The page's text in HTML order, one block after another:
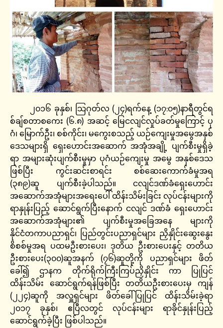
၂၀၁၆ ခုနှစ်၊ သြဂုတ်လ (၂၄)ရက်နေ့ (၁၇:၀၅)နာရီတွင်ရ
စ်ချ်စတာစကေး (၆.၈) အဆင့် မြေငလျင်လှုပ်ခတ်မှုကြောင့် ပု
ဂံ၊ မြောက်ဦး၊ စစ်ကိုင်း၊ မကွေးစသည့် ယဉ်ကျေးမှုအမွေအနှစ်
ဒေသများရှိ ရှေးဟောင်းအဆောက် အအုံအချို့ ပျက်စီးမှုရှိခဲ့
ရာ အများဆုံးပျက်စီးမှုမှာ ပုဂံယဉ်ကျေးမှု အမွေ အနှစ်ဒေသ
ဖြစ်ပြီး ကွင်းဆင်းစာရင်း စစ်ဆေးကောက်ခံမှုအရ
(၃၈၉)ဆူ ပျက်စီးခဲ့ပါသည်။ ငလျင်ဒဏ်ခံရှေးဟောင်း
အဆောက်အအုံများအရေးပေါ် ထိန်းသိမ်းခြင်း လုပ်ငန်းများကို
ရာနှုန်းပြည့် ဆောင်ရွက်ပြီးနောက် ငလျင် ဒဏ်ခံ ရှေးဟောင်း
အဆောက်အအုံများ၏ ပျက်စီးမှုအခြေအနေ များကို
နိုင်ငံတကာပညာရှင်၊ ပြည်တွင်းပညာရှင်များ ညှိနှိုင်းဆွေးနွေး
စိစစ်မှုအရ ပထမဦးစားပေး၊ ဒုတိယ ဦးစားပေးနှင့် တတိယ
ဦးစားပေး(၃၀၀)ဆူအနက် (၇၆)ဆူတို့ကို ပညာရှင်များ ဖိတ်
ခေါ်၍ ဌာနက တိုက်ရိုက်ကြီးကြပ်ညှိနှိုင်း ကာ ပြုပြင်
ထိန်းသိမ်း ဆောင်ရွက်ရန်ဖြစ်ပြီး တတိယဦးစားပေးမှ ကျန်
(၂၂၄)ဆူကို အလှူရှင်များ ဖိတ်ခေါ်ပြုပြင် ထိန်းသိမ်းခဲ့ရာ
၂၀၁၇ ခုနှစ်၊ ဧပြီလတွင် လုပ်ငန်းများ ရာခိုင်နှုန်းပြည့်
ဆောင်ရွက်ခဲ့ပြီး ဖြစ်ပါသည်။